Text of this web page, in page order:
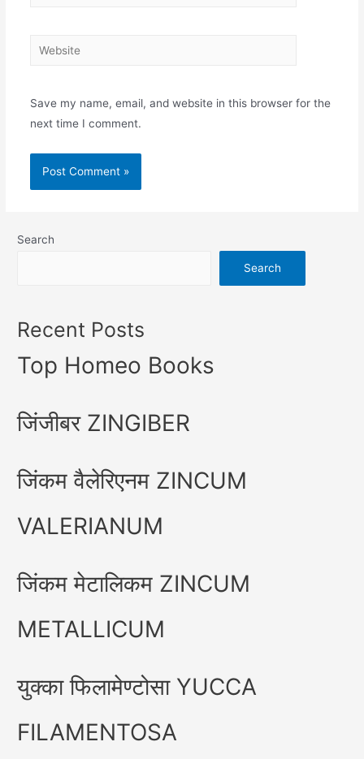
Website
Save my name, email, and website in this browser for the
next time I comment.
Search
Search
Recent Posts
Top Homeo Books
जिंजीबर ZINGIBER
जिंकम वैलेरिएनम ZINCUM
VALERIANUM
जिंकम मेटालिकम ZINCUM
METALLICUM
युक्का फिलामेण्टोसा YUCCA
FILAMENTOSA